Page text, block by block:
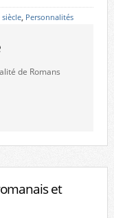
siècle, Personnalités
de Romans
et